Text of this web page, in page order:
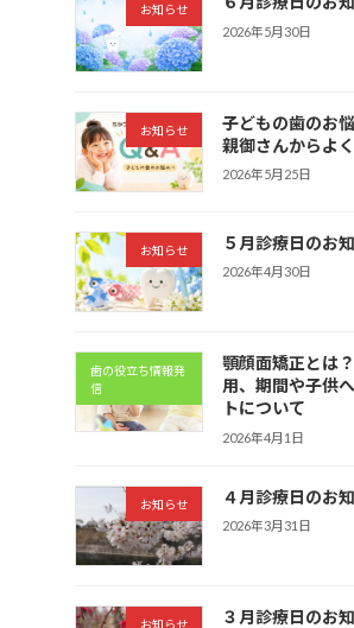
お知らせ
2026年5月30日
お知らせ
子どもの歯のお
親御さんからよ
2026年5月25日
お知らせ ５月診療日のお
2026年4月30日
歯の役立ち情報発
信
顎顔面矯正とは
用、期間や子供
トについて
2026年4月1日
お知らせ ４月診療日のお
2026年3月31日
お知らせ ３月診療日のお